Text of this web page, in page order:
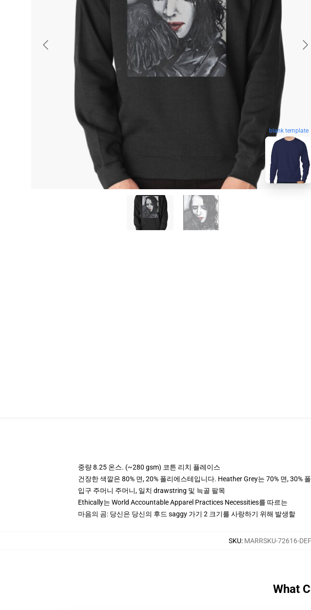
blank template
중량 8.25 온스. (~280 gsm) 코튼 리치 플레이스
건장한 색깔은 80% 면, 20% 폴리에스테입니다. Heather Grey는 70% 면, 30%
입구 주머니 주머니, 일치 drawstring 및 늑골 팔목
Ethically는 World Accountable Apparel Practices Necessities를 따르는
마음의 곰: 당신은 당신의 후드 saggy 가기 2 크기를 사랑하기 위해 발생할
SKU: MARRSKU-72616-
What